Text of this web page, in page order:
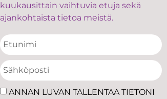
kuukausittain vaihtuvia etuja sekä
ajankohtaista tietoa meistä.
ANNAN LUVAN TALLENTAA TIETONI